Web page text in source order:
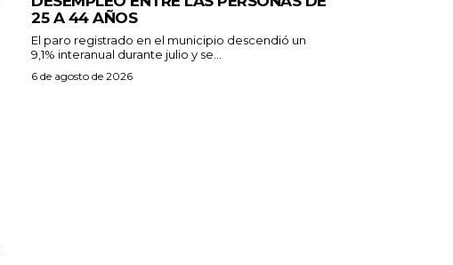
25 A 44 AÑOS
El paro registrado en el municipio descendió un
9,1% interanual durante julio y se...
6 de agosto de 2026